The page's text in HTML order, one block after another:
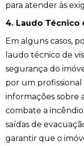
para atender às
4. Laudo Técnico
Em alguns casos,
laudo técnico de
segurança do
por um
informações sobre
combate a
saídas de
garantir que o